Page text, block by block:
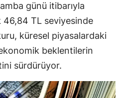
günü itibarıyla
46,84 TL seviyesinde
küresel piyasalardaki
beklentilerin
sürdürüyor.